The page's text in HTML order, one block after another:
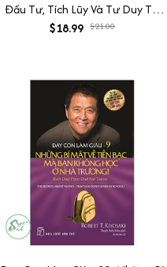
Đầu Tư, Tích Lũy Và Tư Duy Tự
Chủ
$18.99 $21.00